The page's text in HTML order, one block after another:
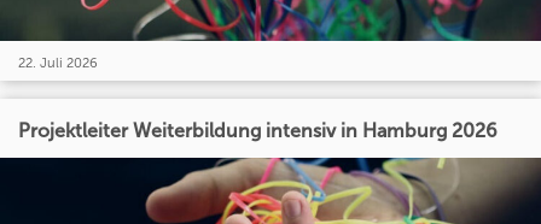
22. Juli 2026
Projektleiter Weiterbildung intensiv in Hamburg 2026